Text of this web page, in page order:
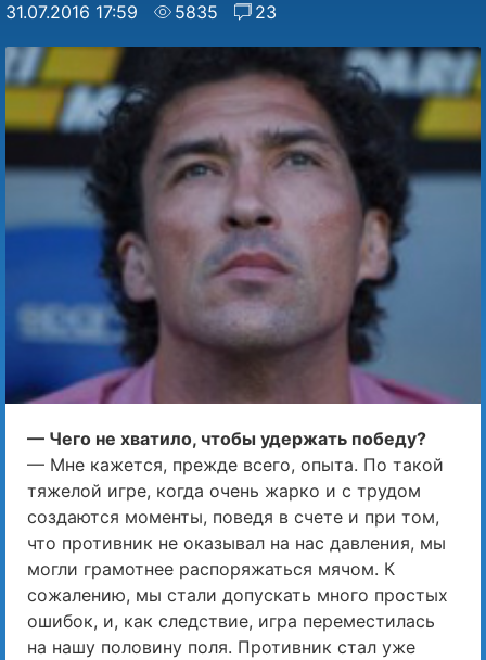
31.07.2016 17:59 5835 23
— Чего не хватило, чтобы удержать победу?
— Мне кажется, прежде всего, опыта. По такой
тяжелой игре, когда очень жарко и с трудом
создаются моменты, поведя в счете и при том,
что противник не оказывал на нас давления, мы
могли грамотнее распоряжаться мячом. К
сожалению, мы стали допускать много простых
ошибок, и, как следствие, игра переместилась
на нашу половину поля. Противник стал уже